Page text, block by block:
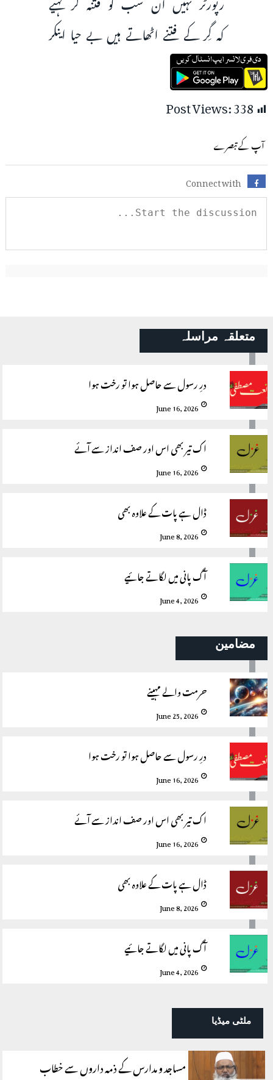
کہ گِر کے فتنے اٹھاتے ہیں بے حیا اینکر
Post Views:338
آپ کے تبصرے
Connect with
متعلقہ مراسلہ
درِ رسول سے حاصل ہوا تو رخت ہوا
June 16, 2026
اک تیر بھی اس اور صف انداز سے آئے
June 16, 2026
ڈال ہے پات کے علاوہ بھی
June 8, 2026
آگ پانی میں لگاتے جائیے
June 4, 2026
مضامین
حرمت والے مہینے
June 25, 2026
درِ رسول سے حاصل ہوا تو رخت ہوا
June 16, 2026
اک تیر بھی اس اور صف انداز سے آئے
June 16, 2026
ڈال ہے پات کے علاوہ بھی
June 8, 2026
آگ پانی میں لگاتے جائیے
June 4, 2026
ملٹی میڈیا
مساجد و مدارس کے ذمہ داروں سے خطاب